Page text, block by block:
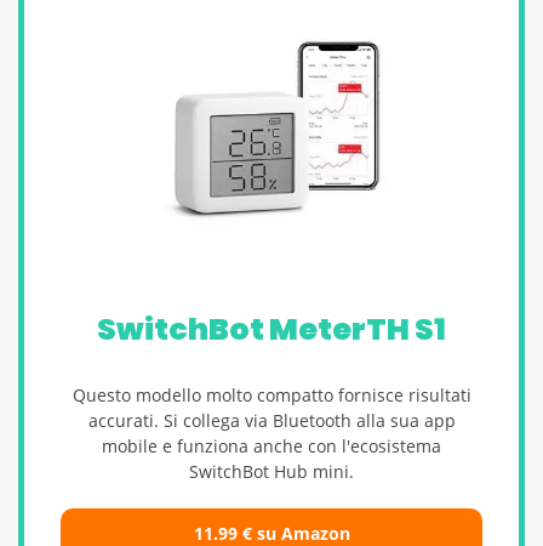
SwitchBot MeterTH S1
Questo modello molto compatto fornisce risultati
accurati. Si collega via Bluetooth alla sua app
mobile e funziona anche con l'ecosistema
SwitchBot Hub mini.
11.99 € su Amazon